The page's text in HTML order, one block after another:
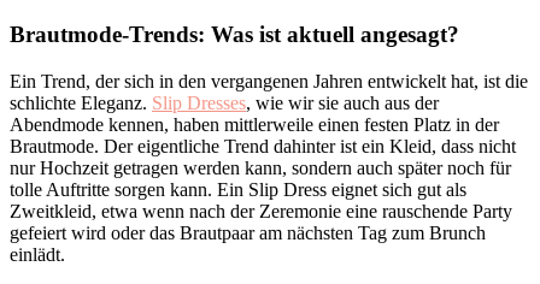
Brautmode-Trends: Was ist aktuell angesagt?
Ein Trend, der sich in den vergangenen Jahren entwickelt hat, ist die
schlichte Eleganz. Slip Dresses, wie wir sie auch aus der
Abendmode kennen, haben mittlerweile einen festen Platz in der
Brautmode. Der eigentliche Trend dahinter ist ein Kleid, dass nicht
nur Hochzeit getragen werden kann, sondern auch später noch für
tolle Auftritte sorgen kann. Ein Slip Dress eignet sich gut als
Zweitkleid, etwa wenn nach der Zeremonie eine rauschende Party
gefeiert wird oder das Brautpaar am nächsten Tag zum Brunch
einlädt.